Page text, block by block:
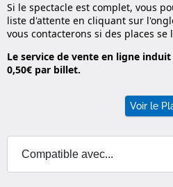
Si le spectacle est complet, vous
liste d'attente en cliquant sur
vous contacterons si des places se
Le service de vente en ligne
0,50€ par billet.
Voir le